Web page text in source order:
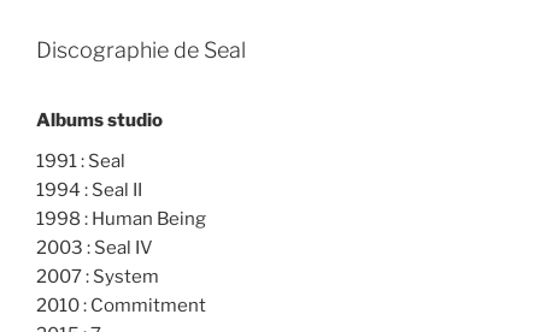
Discographie de Seal
Albums studio
1991 : Seal
1994 : Seal II
1998 : Human Being
2003 : Seal IV
2007 : System
2010 : Commitment